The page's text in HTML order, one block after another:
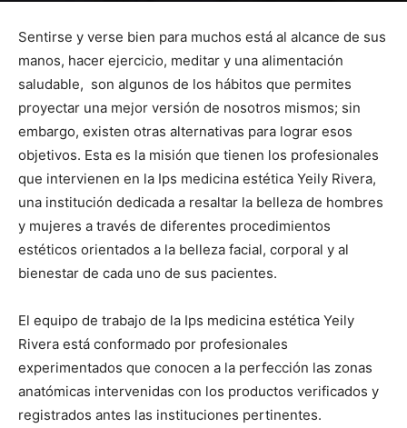
Sentirse y verse bien para muchos está al alcance de sus
manos, hacer ejercicio, meditar y una alimentación
saludable, son algunos de los hábitos que permites
proyectar una mejor versión de nosotros mismos; sin
embargo, existen otras alternativas para lograr esos
objetivos. Esta es la misión que tienen los profesionales
que intervienen en la Ips medicina estética Yeily Rivera,
una institución dedicada a resaltar la belleza de hombres
y mujeres a través de diferentes procedimientos
estéticos orientados a la belleza facial, corporal y al
bienestar de cada uno de sus pacientes.
El equipo de trabajo de la Ips medicina estética Yeily
Rivera está conformado por profesionales
experimentados que conocen a la perfección las zonas
anatómicas intervenidas con los productos verificados y
registrados antes las instituciones pertinentes.